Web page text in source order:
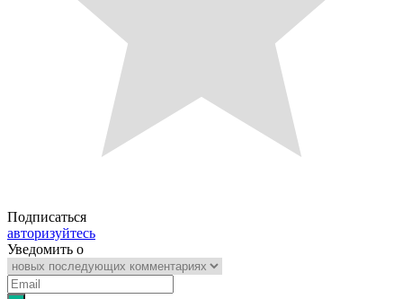
Подписаться
авторизуйтесь
Уведомить о